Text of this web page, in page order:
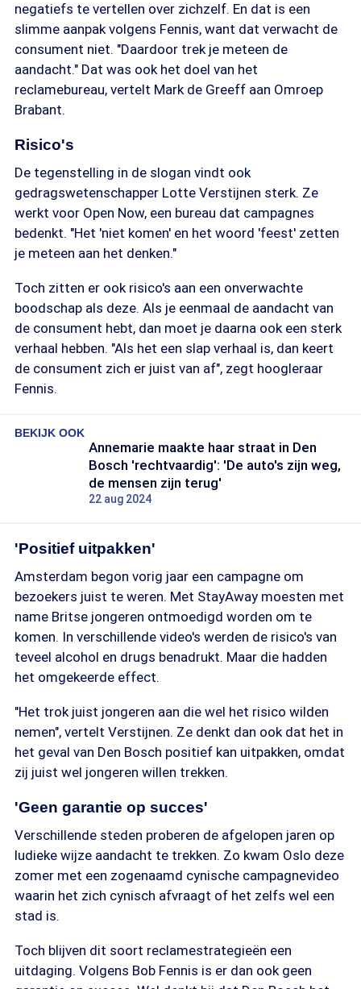
negatiefs te vertellen over zichzelf. En dat is een
slimme aanpak volgens Fennis, want dat verwacht de
consument niet. "Daardoor trek je meteen de
aandacht." Dat was ook het doel van het
reclamebureau, vertelt Mark de Greeff aan Omroep
Brabant.
Risico's
De tegenstelling in de slogan vindt ook
gedragswetenschapper Lotte Verstijnen sterk. Ze
werkt voor Open Now, een bureau dat campagnes
bedenkt. "Het 'niet komen' en het woord 'feest' zetten
je meteen aan het denken."
Toch zitten er ook risico's aan een onverwachte
boodschap als deze. Als je eenmaal de aandacht van
de consument hebt, dan moet je daarna ook een sterk
verhaal hebben. "Als het een slap verhaal is, dan keert
de consument zich er juist van af", zegt hoogleraar
Fennis.
BEKIJK OOK
Annemarie maakte haar straat in Den
Bosch 'rechtvaardig': 'De auto's zijn weg,
de mensen zijn terug'
22 aug 2024
'Positief uitpakken'
Amsterdam begon vorig jaar een campagne om
bezoekers juist te weren. Met StayAway moesten met
name Britse jongeren ontmoedigd worden om te
komen. In verschillende video's werden de risico's van
teveel alcohol en drugs benadrukt. Maar die hadden
het omgekeerde effect.
"Het trok juist jongeren aan die wel het risico wilden
nemen", vertelt Verstijnen. Ze denkt dan ook dat het in
het geval van Den Bosch positief kan uitpakken, omdat
zij juist wel jongeren willen trekken.
'Geen garantie op succes'
Verschillende steden proberen de afgelopen jaren op
ludieke wijze aandacht te trekken. Zo kwam Oslo deze
zomer met een zogenaamd cynische campagnevideo
waarin het zich cynisch afvraagt of het zelfs wel een
stad is.
Toch blijven dit soort reclamestrategieën een
uitdaging. Volgens Bob Fennis is er dan ook geen